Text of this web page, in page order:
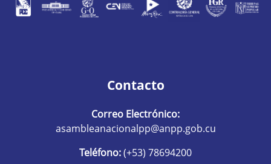
Contacto
Correo Electrónico:
asambleanacionalpp@anpp.gob.cu
Teléfono:(+53) 78694200